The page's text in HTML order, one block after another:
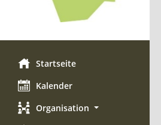
Startseite
Kalender
Organisation